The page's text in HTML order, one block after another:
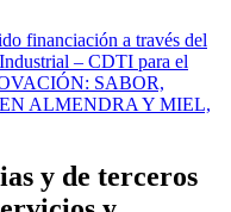
financiación a través del
– CDTI para el
SABOR,
ALMENDRA Y MIEL,
y de terceros